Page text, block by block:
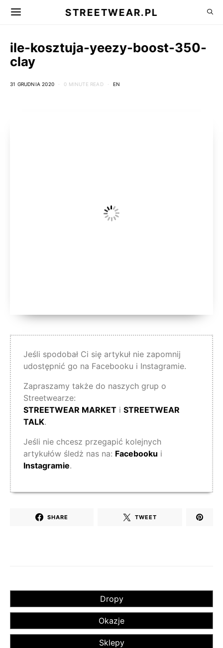
STREETWEAR.PL
ile-kosztuja-yeezy-boost-350-
clay
31 GRUDNIA 2020 0 MINUTE READ EN
Jeśli spodobał Ci się artykuł nie zapomnij
udostępnić go na Facebooku i Instagramie.
Zapraszamy także do naszych grup o
Streetwearze:
STREETWEAR MARKET i STREETWEAR
TALK.
Jeśli nie chcesz przegapić kolejnych
artykułów śledż nas na: Facebooku i
Instagramie.
SHARE TWEET
Dropy
Okazje
Sklepy